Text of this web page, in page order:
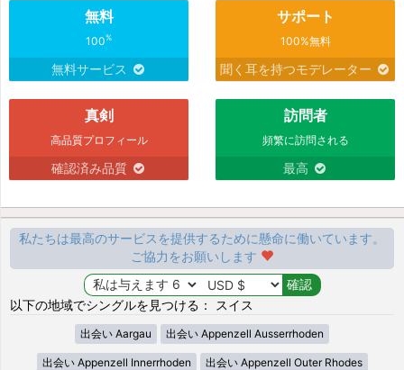
無料
100%
無料サービス
サポート
100%無料
聞く耳を持つモデレーター
真剣
高品質プロフィール
確認済み品質
訪問者
頻繁に訪問される
最高
私たちは最高のサービスを提供するために懸命に働いています。
ご協力をお願いします
以下の地域でシングルを見つける： スイス
出会い Aargau 出会い Appenzell Ausserrhoden
出会い Appenzell Innerrhoden 出会い Appenzell Outer Rhodes